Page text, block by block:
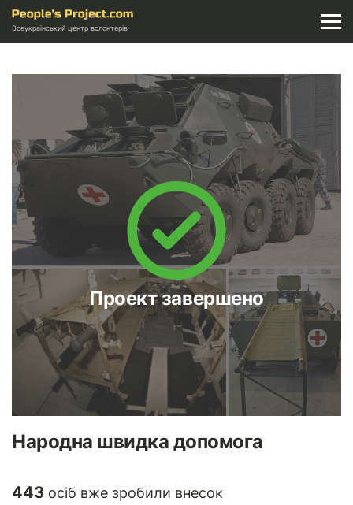
Всеукраїнський центр волонтерів
Проект завершено
Народна швидка допомога
443 осіб вже зробили внесок